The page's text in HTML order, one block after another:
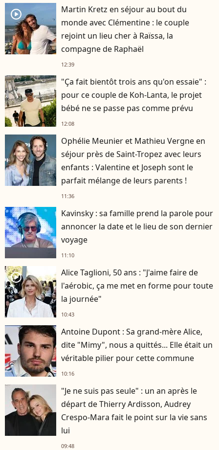
player2
Martin Kretz en séjour au bout du
monde avec Clémentine : le couple
rejoint un lieu cher à Raïssa, la
compagne de Raphaël
12:39
"Ça fait bientôt trois ans qu'on essaie" :
pour ce couple de Koh-Lanta, le projet
bébé ne se passe pas comme prévu
12:08
Ophélie Meunier et Mathieu Vergne en
séjour près de Saint-Tropez avec leurs
enfants : Valentine et Joseph sont le
parfait mélange de leurs parents !
11:36
Kavinsky : sa famille prend la parole pour
annoncer la date et le lieu de son dernier
voyage
11:10
player2
Alice Taglioni, 50 ans : "J'aime faire de
l'aérobic, ça me met en forme pour toute
la journée"
10:43
Antoine Dupont : Sa grand-mère Alice,
dite "Mimy", nous a quittés... Elle était un
véritable pilier pour cette commune
10:16
"Je ne suis pas seule" : un an après le
départ de Thierry Ardisson, Audrey
Crespo-Mara fait le point sur la vie sans
lui
09:48